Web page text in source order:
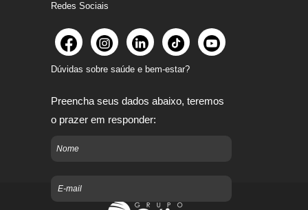
Redes Sociais
Dúvidas sobre saúde e bem-estar?
Preencha seus dados abaixo, teremos
o prazer em responder: